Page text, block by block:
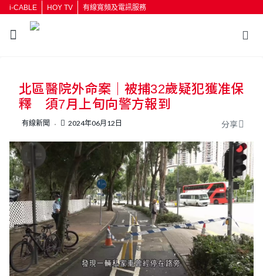
i-CABLE HOY TV 有線寬頻及電訊服務
按輸入鍵開始搜尋
北區醫院外命案｜被捕32歲疑犯獲准保
釋 須7月上旬向警方報到
有線新聞 2024年06月12日 分享